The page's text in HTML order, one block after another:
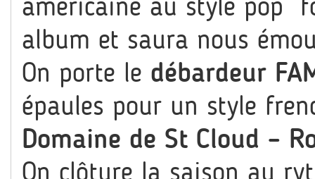
album et saura nous
On porte le débardeur
épaules pour un style
Domaine de St Cloud –
On clôture la saison au